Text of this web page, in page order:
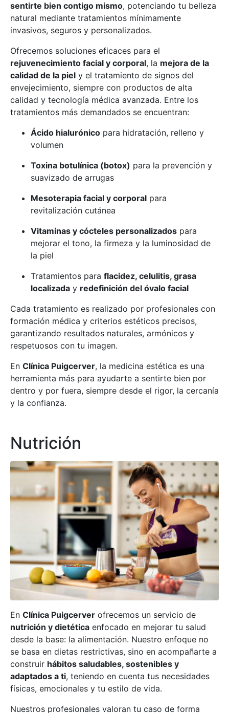
sentirte bien contigo mismo, potenciando tu belleza
natural mediante tratamientos mínimamente
invasivos, seguros y personalizados.
Ofrecemos soluciones eficaces para el
rejuvenecimiento facial y corporal, la mejora de la
calidad de la piel y el tratamiento de signos del
envejecimiento, siempre con productos de alta
calidad y tecnología médica avanzada. Entre los
tratamientos más demandados se encuentran:
Ácido hialurónico para hidratación, relleno y
volumen
Toxina botulínica (botox) para la prevención y
suavizado de arrugas
Mesoterapia facial y corporal para
revitalización cutánea
Vitaminas y cócteles personalizados para
mejorar el tono, la firmeza y la luminosidad de
la piel
Tratamientos para flacidez, celulitis, grasa
localizada y redefinición del óvalo facial
Cada tratamiento es realizado por profesionales con
formación médica y criterios estéticos precisos,
garantizando resultados naturales, armónicos y
respetuosos con tu imagen.
En Clínica Puigcerver, la medicina estética es una
herramienta más para ayudarte a sentirte bien por
dentro y por fuera, siempre desde el rigor, la cercanía
y la confianza.
Nutrición
En Clínica Puigcerver ofrecemos un servicio de
nutrición y dietética enfocado en mejorar tu salud
desde la base: la alimentación. Nuestro enfoque no
se basa en dietas restrictivas, sino en acompañarte a
construir hábitos saludables, sostenibles y
adaptados a ti, teniendo en cuenta tus necesidades
físicas, emocionales y tu estilo de vida.
Nuestros profesionales valoran tu caso de forma